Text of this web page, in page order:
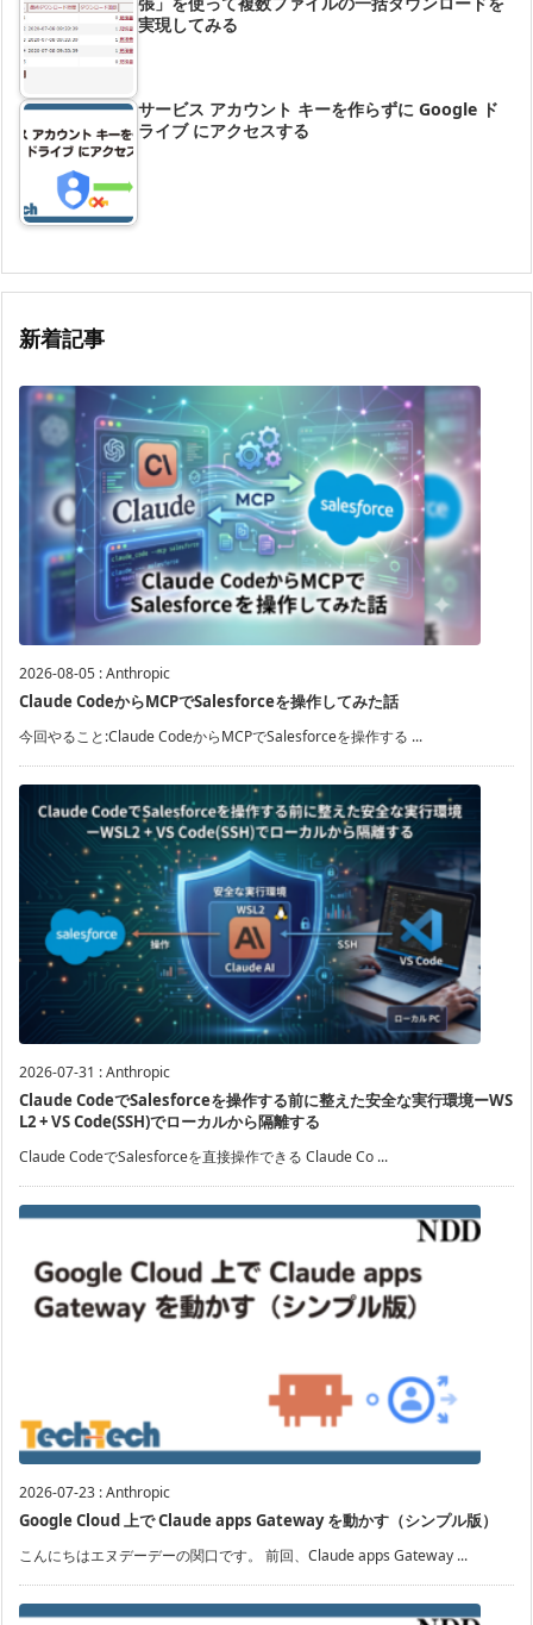
実現してみる
サービス アカウント キーを作らずに Google ド
ライブ にアクセスする
新着記事
2026-08-05 :Anthropic
Claude CodeからMCPでSalesforceを操作してみた話
今回やること:Claude CodeからMCPでSalesforceを操作する ...
2026-07-31 :Anthropic
Claude CodeでSalesforceを操作する前に整えた安全な実行環境ーWS
L2 + VS Code(SSH)でローカルから隔離する
Claude CodeでSalesforceを直接操作できる Claude Co ...
2026-07-23 :Anthropic
Google Cloud 上で Claude apps Gateway を動かす（シンプル版）
こんにちはエヌデーデーの関口です。 前回、Claude apps Gateway ...